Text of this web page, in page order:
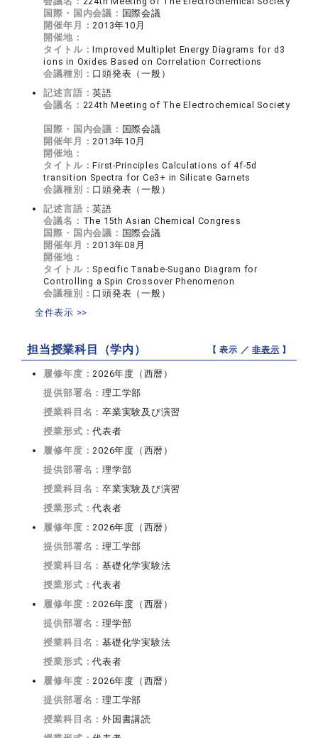
国際・国内会議： 国際会議
開催年月：2013年10月
開催地：
タイトル：Improved Multiplet Energy Diagrams for d3
ions in Oxides Based on Correlation Corrections
会議種別： 口頭発表（一般）
記述言語：英語
会議名： 224th Meeting of The Electrochemical Society
国際・国内会議： 国際会議
開催年月：2013年10月
開催地：
タイトル：First-Principles Calculations of 4f-5d
transition Spectra for Ce3+ in Silicate Garnets
会議種別： 口頭発表（一般）
記述言語：英語
会議名： The 15th Asian Chemical Congress
国際・国内会議： 国際会議
開催年月：2013年08月
開催地：
タイトル： Specific Tanabe-Sugano Diagram for
Controlling a Spin Crossover Phenomenon
会議種別： 口頭発表（一般）
全件表示 >>
担当授業科目（学内） 【 表示 ／非表示 】
履修年度：2026年度（西暦）
提供部署名：理工学部
授業科目名：卒業実験及び演習
授業形式：代表者
履修年度：2026年度（西暦）
提供部署名：理学部
授業科目名：卒業実験及び演習
授業形式：代表者
履修年度：2026年度（西暦）
提供部署名：理工学部
授業科目名：基礎化学実験法
授業形式：代表者
履修年度：2026年度（西暦）
提供部署名：理学部
授業科目名：基礎化学実験法
授業形式：代表者
履修年度：2026年度（西暦）
提供部署名：理工学部
授業科目名：外国書講読